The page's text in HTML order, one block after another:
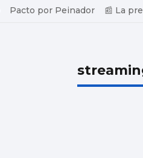
Pacto por Peinador 📰 La